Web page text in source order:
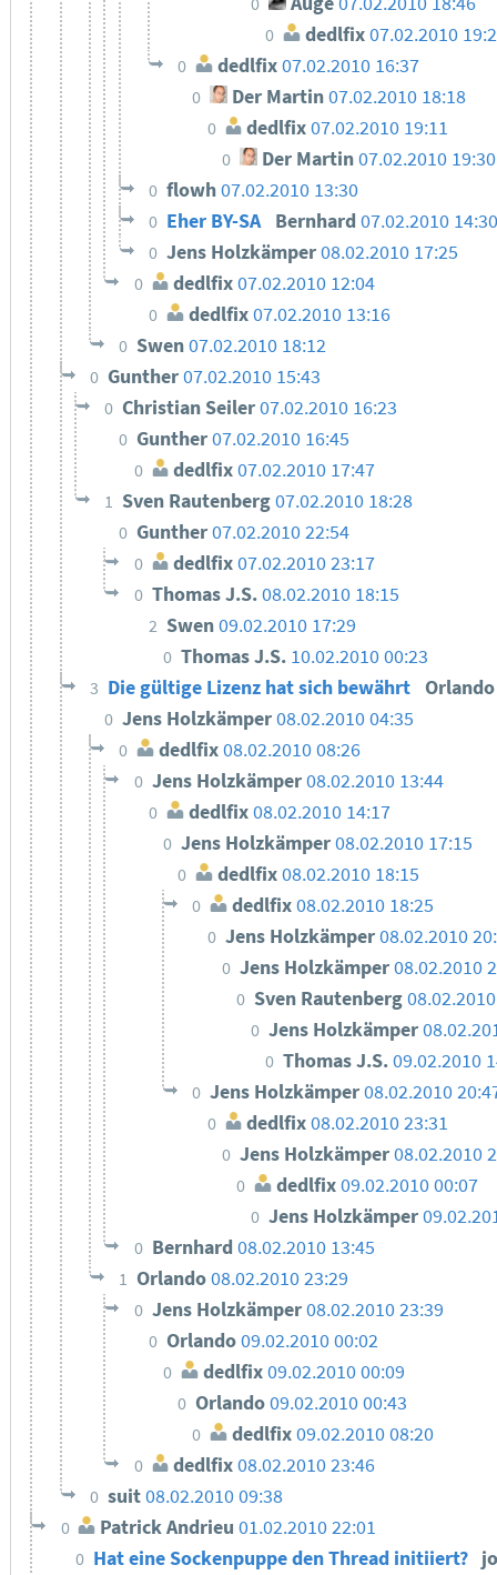
0 dedlfix07.02.2010
0 dedlfix07.02.2010 16:37
0 Der Martin07.02.2010 18:18
0 dedlfix07.02.2010 19:11
0 Der Martin 07.02.2010 19:30
0 flowh07.02.2010 13:30
0 Eher BY-SA Bernhard 07.02.2010 14:30
0 Jens Holzkämper08.02.2010 17:25
0 dedlfix07.02.2010 12:04
0 dedlfix 07.02.2010 13:16
0 Swen07.02.2010 18:12
0 Gunther07.02.2010 15:43
0 Christian Seiler07.02.2010 16:23
0 Gunther07.02.2010 16:45
0 dedlfix07.02.2010 17:47
1 Sven Rautenberg07.02.2010 18:28
0 Gunther07.02.2010 22:54
0 dedlfix07.02.2010 23:17
0 Thomas J.S.08.02.2010 18:15
2 Swen09.02.2010 17:29
0 Thomas J.S. 10.02.2010 00:23
3 Die gültige Lizenz hat sich bewährt
0 Jens Holzkämper08.02.2010 04:35
0 dedlfix08.02.2010 08:26
0 Jens Holzkämper08.02.2010 13:44
0 dedlfix 08.02.2010 14:17
0 Jens Holzkämper08.02.2010 17:15
0 dedlfix08.02.2010 18:15
0 dedlfix08.02.2010 18:25
0 Jens Holzkämper08.02.2010
0 Jens Holzkämper08.02.2010
0 Sven Rautenberg
0 Jens Holzkämper
0 Thomas J.S.09.02.2010
0 Jens Holzkämper08.02.2010
0 dedlfix08.02.2010 23:31
0 Jens Holzkämper08.02.2010
0 dedlfix09.02.2010 00:07
0 Jens Holzkämper
0 Bernhard 08.02.2010 13:45
1 Orlando08.02.2010 23:29
0 Jens Holzkämper08.02.2010 23:39
0 Orlando09.02.2010 00:02
0 dedlfix09.02.2010 00:09
0 Orlando09.02.2010 00:43
0 dedlfix09.02.2010 08:20
0 dedlfix08.02.2010 23:46
0 suit08.02.2010 09:38
0 Patrick Andrieu 01.02.2010 22:01
0 Hat eine Sockenpuppe den Thread initiiert?